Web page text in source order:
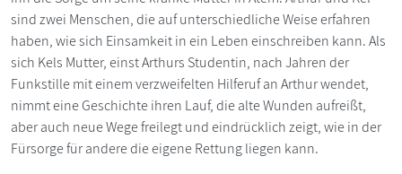
sind zwei Menschen, die auf unterschiedliche Weise erfahren
haben, wie sich Einsamkeit in ein Leben einschreiben kann. Als
sich Kels Mutter, einst Arthurs Studentin, nach Jahren der
Funkstille mit einem verzweifelten Hilferuf an Arthur wendet,
nimmt eine Geschichte ihren Lauf, die alte Wunden aufreißt,
aber auch neue Wege freilegt und eindrücklich zeigt, wie in der
Fürsorge für andere die eigene Rettung liegen kann.